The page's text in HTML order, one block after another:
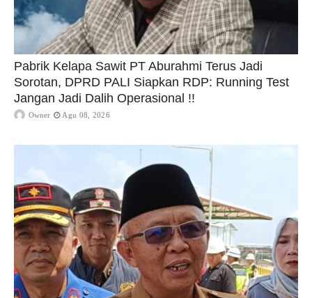
Pabrik Kelapa Sawit PT Aburahmi Terus Jadi
Sorotan, DPRD PALI Siapkan RDP: Running Test
Jangan Jadi Dalih Operasional !!
Owner Agu 08, 2026